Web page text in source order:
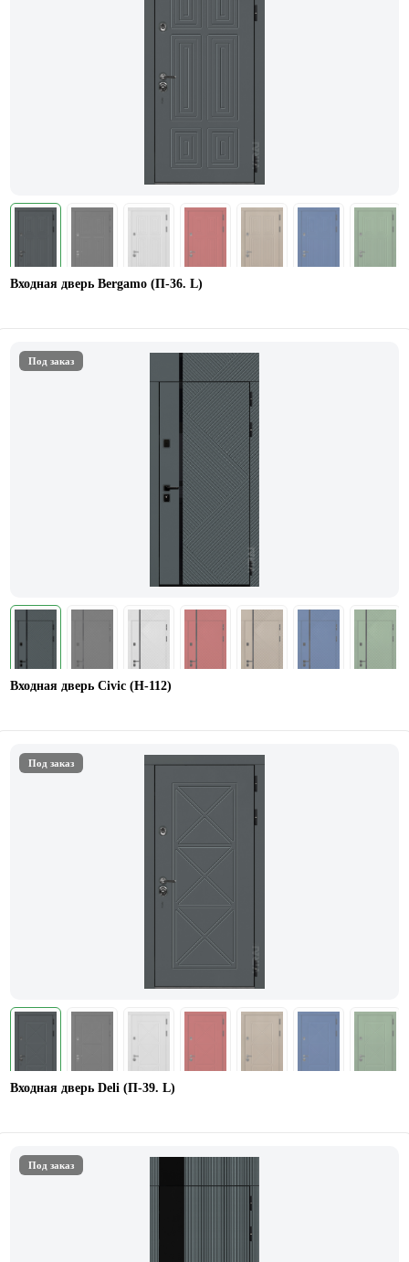
Входная дверь Bergamo (П-36. L)
Под заказ
Входная дверь Civic (Н-112)
Под заказ
Входная дверь Deli (П-39. L)
Под заказ